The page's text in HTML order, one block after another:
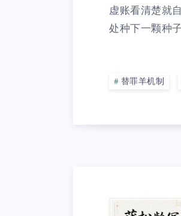
虚账看清楚就
处种下一颗种
替罪羊机制